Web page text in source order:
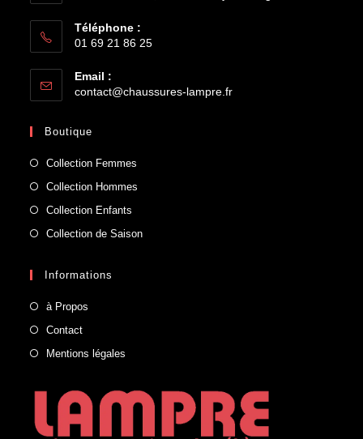
Téléphone :
01 69 21 86 25
Email :
contact@chaussures-lampre.fr
Boutique
Collection Femmes
Collection Hommes
Collection Enfants
Collection de Saison
Informations
à Propos
Contact
Mentions légales